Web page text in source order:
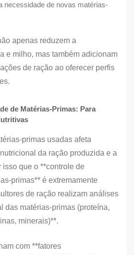
necessidade de novas matérias-
apenas reduzem a
e milho, mas também adicionam
de ração ao oferecer perfis
de Matérias-Primas: Para
primas usadas afeta
da ração produzida e a
que o **controle de
primas** é extremamente
de ração realizam análises
das matérias-primas (proteína,
minerais)**.
com **fatores